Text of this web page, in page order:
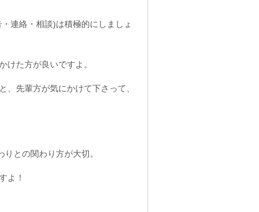
連絡・相談)は積極的にしましょ
けた方が良いですよ。
、先輩方が気にかけて下さって、
との関わり方が大切。
よ！